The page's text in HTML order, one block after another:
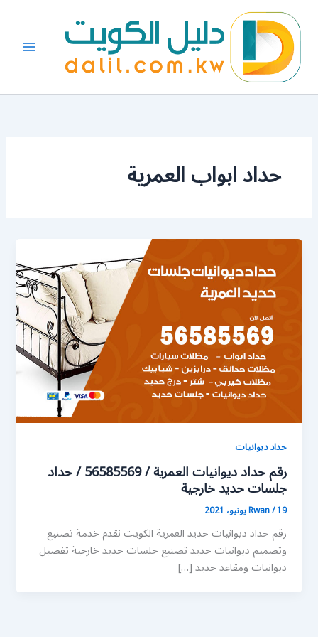
المحتوى
حداد ابواب العمرية
حداد ديوانيات
رقم حداد ديوانيات العمرية / 56585569 / حداد
جلسات حديد خارجية
Rwan/19 يونيو، 2021
رقم حداد ديوانيات حديد العمرية الكويت نقدم خدمة تصنيع
وتصميم ديوانيات حديد تصنيع جلسات حديد خارجية تفصيل
ديوانيات ومقاعد حديد […]